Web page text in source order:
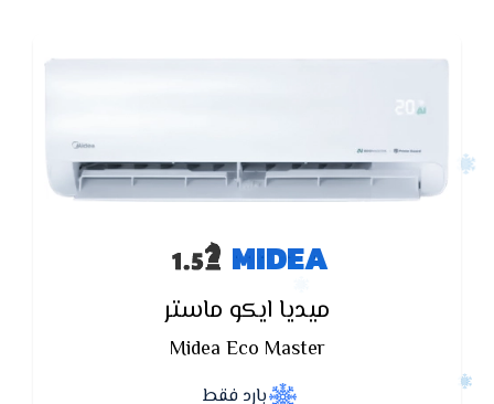
MIDEA
ميديا ايكو ماستر
Midea Eco Master
بارد فقط